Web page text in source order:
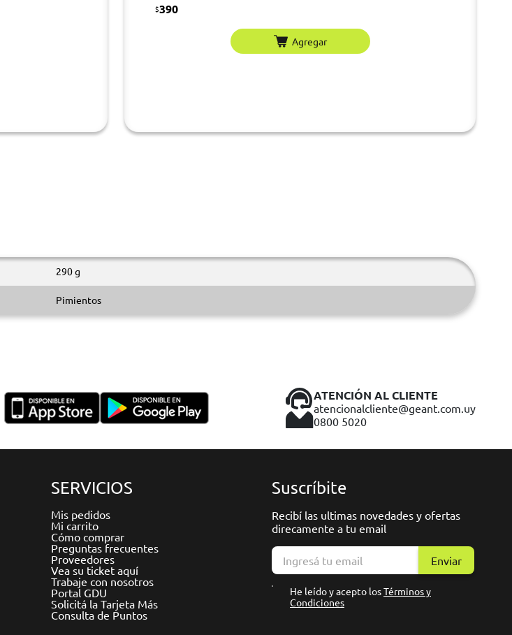
$390
Agregar
290 g
Pimientos
ATENCIÓN AL CLIENTE
atencionalcliente@geant.com.uy
0800 5020
SERVICIOS
Mis pedidos
Mi carrito
Cómo comprar
Preguntas frecuentes
Proveedores
Vea su ticket aquí
Trabaje con nosotros
Portal GDU
Solicitá la Tarjeta Más
Consulta de Puntos
Suscríbite
Recibí las ultimas novedades y ofertas
direcamente a tu email
Enviar
He leído y acepto losTérminos y
Condiciones